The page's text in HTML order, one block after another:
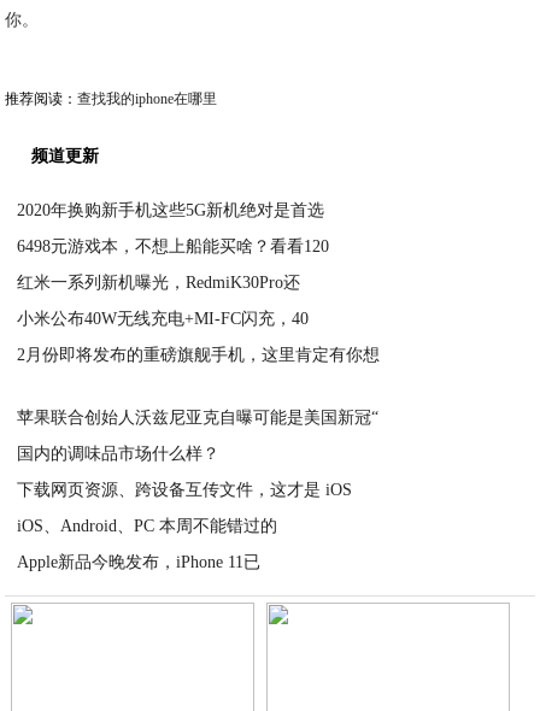
你。
推荐阅读：查找我的iphone在哪里
频道更新
2020年换购新手机这些5G新机绝对是首选
6498元游戏本，不想上船能买啥？看看120
红米一系列新机曝光，RedmiK30Pro还
小米公布40W无线充电+MI-FC闪充，40
2月份即将发布的重磅旗舰手机，这里肯定有你想
苹果联合创始人沃兹尼亚克自曝可能是美国新冠“
国内的调味品市场什么样？
下载网页资源、跨设备互传文件，这才是 iOS
iOS、Android、PC 本周不能错过的
Apple新品今晚发布，iPhone 11已
2020-04-13